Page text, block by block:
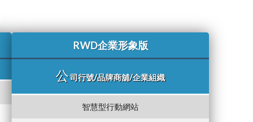
RWD企業形象版
公司行號/品牌商舖/企業組織
智慧型行動網站